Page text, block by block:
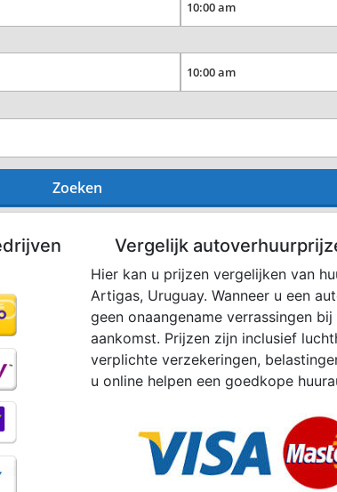
Zoeken
Vergelijk
Hier kan u prijzen vergelijken van
Artigas, Uruguay. Wanneer u een
geen onaangename verrassingen
aankomst. Prijzen zijn inclusief
verplichte verzekeringen,
u online helpen een goedkope